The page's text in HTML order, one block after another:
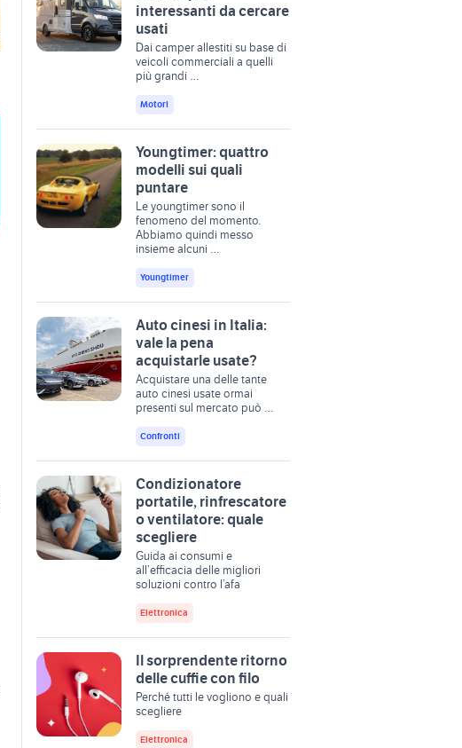
interessanti da cercare
usati
Dai camper allestiti su base di
veicoli commerciali a quelli
più grandi …
Motori
Youngtimer: quattro
modelli sui quali
puntare
Le youngtimer sono il
fenomeno del momento.
Abbiamo quindi messo
insieme alcuni …
Youngtimer
Auto cinesi in Italia:
vale la pena
acquistarle usate?
Acquistare una delle tante
auto cinesi usate ormai
presenti sul mercato può …
Confronti
Condizionatore
portatile, rinfrescatore
o ventilatore: quale
scegliere
Guida ai consumi e
all’efficacia delle migliori
soluzioni contro l’afa
Elettronica
Il sorprendente ritorno
delle cuffie con filo
Perché tutti le vogliono e quali
scegliere
Elettronica